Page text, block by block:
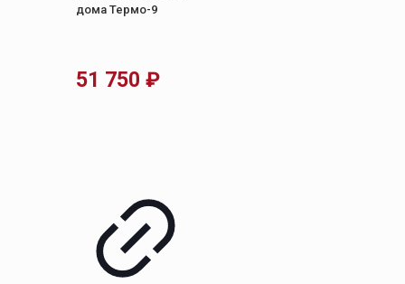
дома Термо-9
51 750₽